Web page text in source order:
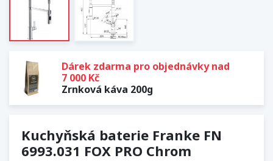
Dárek zdarma pro objednávky nad
7 000 Kč
Zrnková káva 200g
Kuchyňská baterie Franke FN
6993.031 FOX PRO Chrom